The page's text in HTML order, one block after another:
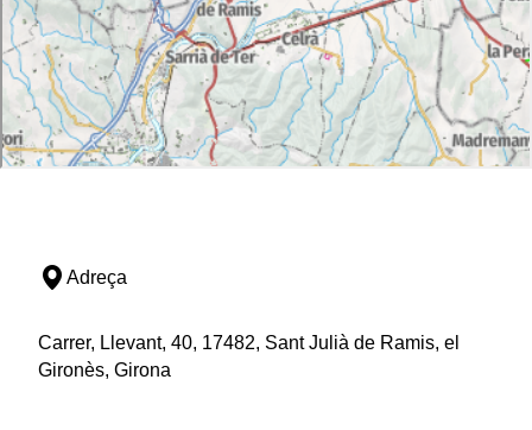
Adreça
Carrer, Llevant, 40, 17482, Sant Julià de Ramis, el
Gironès, Girona